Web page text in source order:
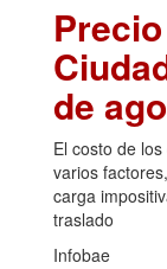
de
El costo de
varios
carga
traslado
Infobae